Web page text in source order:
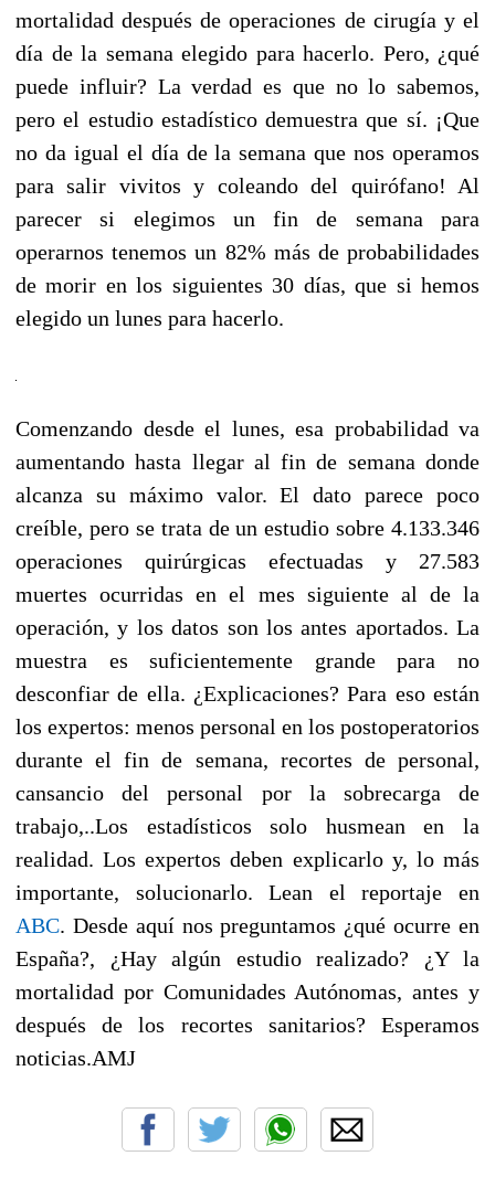
mortalidad después de operaciones de cirugía y el
día de la semana elegido para hacerlo. Pero, ¿qué
puede influir? La verdad es que no lo sabemos,
pero el estudio estadístico demuestra que sí. ¡Que
no da igual el día de la semana que nos operamos
para salir vivitos y coleando del quirófano! Al
parecer si elegimos un fin de semana para
operarnos tenemos un 82% más de probabilidades
de morir en los siguientes 30 días, que si hemos
elegido un lunes para hacerlo.
Comenzando desde el lunes, esa probabilidad va
aumentando hasta llegar al fin de semana donde
alcanza su máximo valor. El dato parece poco
creíble, pero se trata de un estudio sobre 4.133.346
operaciones quirúrgicas efectuadas y 27.583
muertes ocurridas en el mes siguiente al de la
operación, y los datos son los antes aportados. La
muestra es suficientemente grande para no
desconfiar de ella. ¿Explicaciones? Para eso están
los expertos: menos personal en los postoperatorios
durante el fin de semana, recortes de personal,
cansancio del personal por la sobrecarga de
trabajo,..Los estadísticos solo husmean en la
realidad. Los expertos deben explicarlo y, lo más
importante, solucionarlo. Lean el reportaje en
ABC. Desde aquí nos preguntamos ¿qué ocurre en
España?, ¿Hay algún estudio realizado? ¿Y la
mortalidad por Comunidades Autónomas, antes y
después de los recortes sanitarios? Esperamos
noticias.AMJ